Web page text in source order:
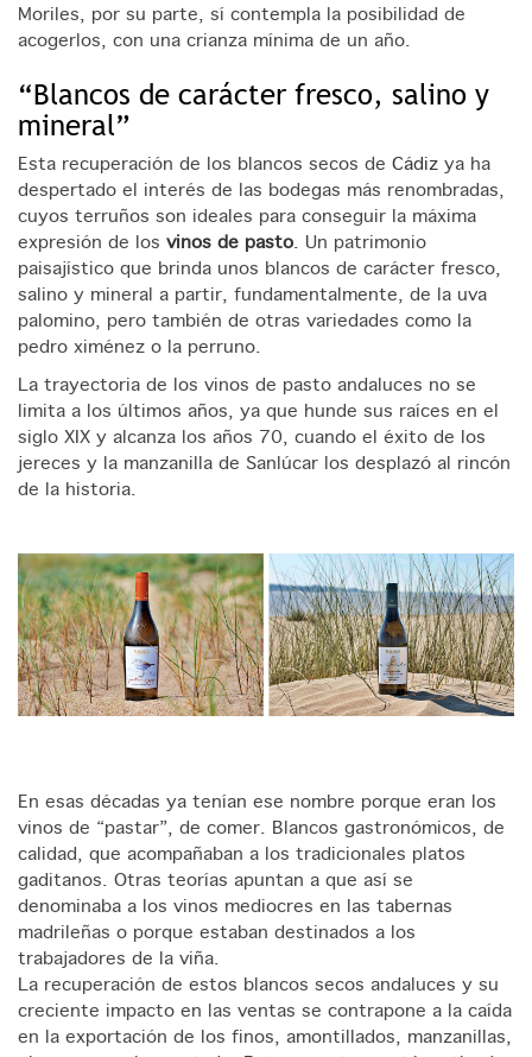
Moriles, por su parte, sí contempla la posibilidad de
acogerlos, con una crianza mínima de un año.
“Blancos de carácter fresco, salino y
mineral”
Esta recuperación de los blancos secos de Cádiz ya ha
despertado el interés de las bodegas más renombradas,
cuyos terruños son ideales para conseguir la máxima
expresión de los vinos de pasto. Un patrimonio
paisajístico que brinda unos blancos de carácter fresco,
salino y mineral a partir, fundamentalmente, de la uva
palomino, pero también de otras variedades como la
pedro ximénez o la perruno.
La trayectoria de los vinos de pasto andaluces no se
limita a los últimos años, ya que hunde sus raíces en el
siglo XIX y alcanza los años 70, cuando el éxito de los
jereces y la manzanilla de Sanlúcar los desplazó al rincón
de la historia.
En esas décadas ya tenían ese nombre porque eran los
vinos de “pastar”, de comer. Blancos gastronómicos, de
calidad, que acompañaban a los tradicionales platos
gaditanos. Otras teorías apuntan a que así se
denominaba a los vinos mediocres en las tabernas
madrileñas o porque estaban destinados a los
trabajadores de la viña.
La recuperación de estos blancos secos andaluces y su
creciente impacto en las ventas se contrapone a la caída
en la exportación de los finos, amontillados, manzanillas,